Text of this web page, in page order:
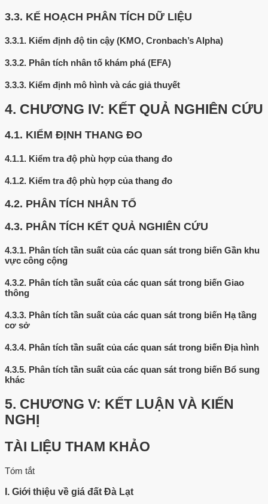
3.3. KẾ HOẠCH PHÂN TÍCH DỮ LIỆU
3.3.1. Kiểm định độ tin cậy (KMO, Cronbach’s Alpha)
3.3.2. Phân tích nhân tố khám phá (EFA)
3.3.3. Kiểm định mô hình và các giả thuyết
4. CHƯƠNG IV: KẾT QUẢ NGHIÊN CỨU
4.1. KIỂM ĐỊNH THANG ĐO
4.1.1. Kiểm tra độ phù hợp của thang đo
4.1.2. Kiểm tra độ phù hợp của thang đo
4.2. PHÂN TÍCH NHÂN TỐ
4.3. PHÂN TÍCH KẾT QUẢ NGHIÊN CỨU
4.3.1. Phân tích tần suất của các quan sát trong biến Gần khu
vực công cộng
4.3.2. Phân tích tần suất của các quan sát trong biến Giao
thông
4.3.3. Phân tích tần suất của các quan sát trong biến Hạ tầng
cơ sở
4.3.4. Phân tích tần suất của các quan sát trong biến Địa hình
4.3.5. Phân tích tần suất của các quan sát trong biến Bổ sung
khác
5. CHƯƠNG V: KẾT LUẬN VÀ KIẾN
NGHỊ
TÀI LIỆU THAM KHẢO
Tóm tắt
I. Giới thiệu về giá đất Đà Lạt